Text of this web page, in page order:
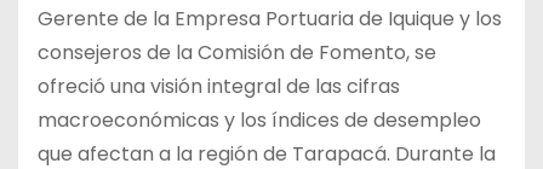
Gerente de la Empresa Portuaria de Iquique y los
consejeros de la Comisión de Fomento, se
ofreció una visión integral de las cifras
macroeconómicas y los índices de desempleo
que afectan a la región de Tarapacá. Durante la